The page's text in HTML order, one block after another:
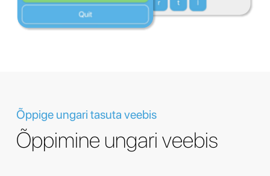
Õppige ungari tasuta veebis
Õppimine ungari veebis